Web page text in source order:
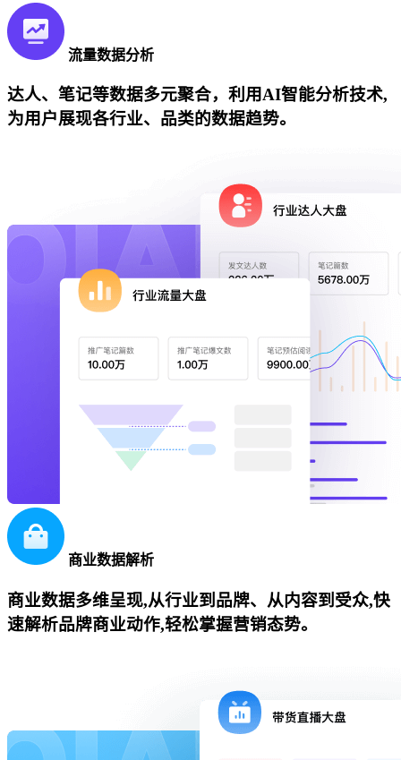
流量数据分析
达人、笔记等数据多元聚合，利用AI智能分析技术,
为用户展现各行业、品类的数据趋势。
商业数据解析
商业数据多维呈现,从行业到品牌、从内容到受众,快
速解析品牌商业动作,轻松掌握营销态势。